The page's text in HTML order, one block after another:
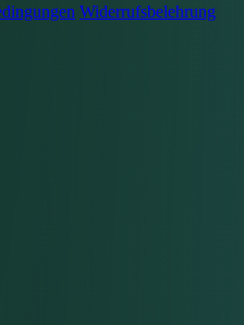
Widerrufsbelehrung